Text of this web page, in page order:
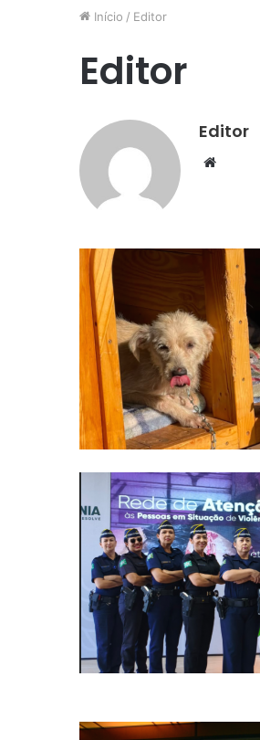
Início / Editor
Editor
Editor
Website